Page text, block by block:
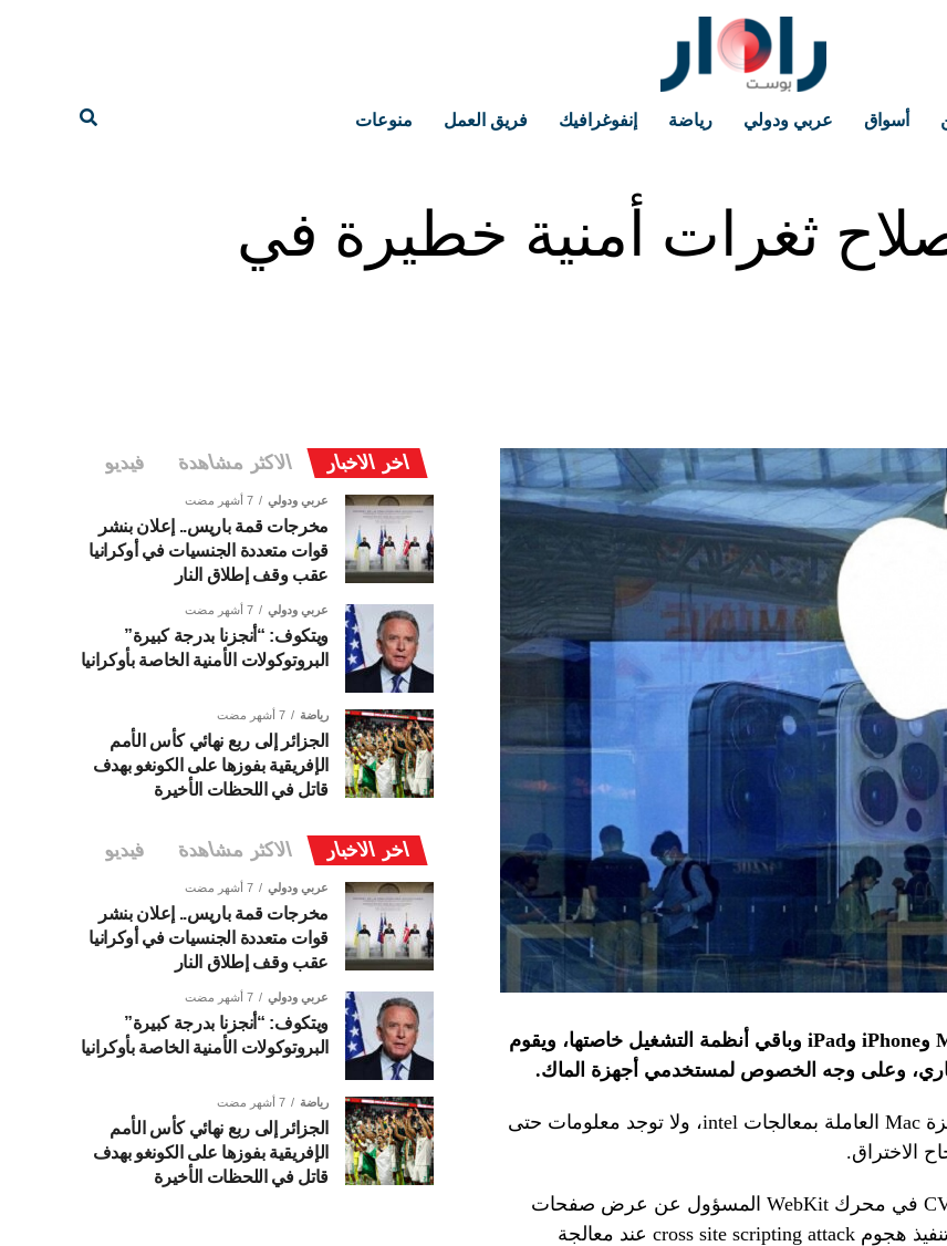
أسواق عربي ودولي رياضة إنفوغرافيك فريق العمل منوعات
ثغرات أمنية خطيرة في
أصدرت شركة آبل تحديثًا أمنيًا لأجهزة MacBook وiPhone وiPad وباقي أنظمة التشغيل خاصتها، ويقوم
وعلى وجه الخصوص لمستخدمي أجهزة الماك.
تقول آبل أنه ربما تم استغلال الثغرات على أجهزة Mac العاملة بمعالجات intel، ولا توجد معلومات حتى
الاختراق.
تكمن الثغرة الأولى المعروفة بـ CVE-2024-44309 في محرك WebKit المسؤول عن عرض صفحات
الويب في سفاري، وربما تؤدي هذه الثغرة إلى تنفيذ هجوم cross site scripting attack عند معالجة
اخر الاخبار الاكثر مشاهدة فيديو
عربي ودولي 7 أشهر مضت
مخرجات قمة باريس.. إعلان بنشر
قوات متعددة الجنسيات في أوكرانيا
عقب وقف إطلاق النار
عربي ودولي 7 أشهر مضت
ويتكوف: “أنجزنا بدرجة كبيرة”
البروتوكولات الأمنية الخاصة بأوكرانيا
رياضة 7 أشهر مضت
الجزائر إلى ربع نهائي كأس الأمم
الإفريقية بفوزها على الكونغو بهدف
قاتل في اللحظات الأخيرة
اخر الاخبار الاكثر مشاهدة فيديو
عربي ودولي 7 أشهر مضت
مخرجات قمة باريس.. إعلان بنشر
قوات متعددة الجنسيات في أوكرانيا
عقب وقف إطلاق النار
عربي ودولي 7 أشهر مضت
ويتكوف: “أنجزنا بدرجة كبيرة”
البروتوكولات الأمنية الخاصة بأوكرانيا
رياضة 7 أشهر مضت
الجزائر إلى ربع نهائي كأس الأمم
الإفريقية بفوزها على الكونغو بهدف
قاتل في اللحظات الأخيرة